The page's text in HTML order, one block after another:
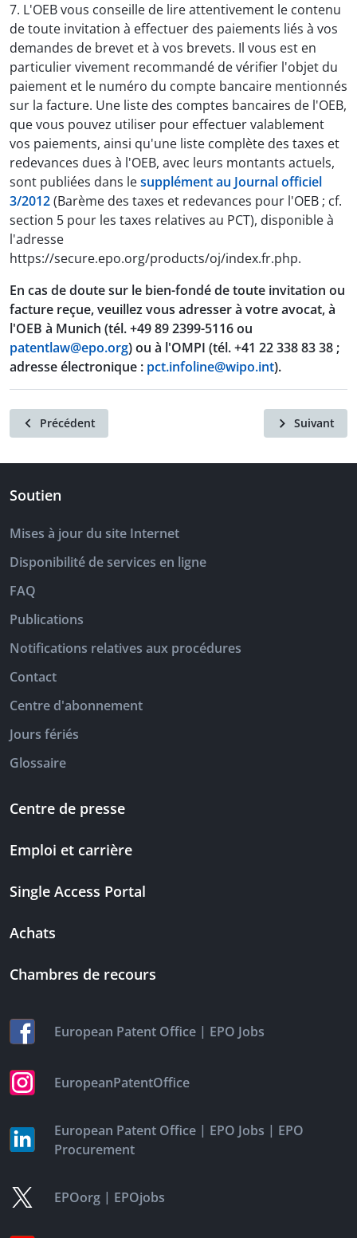
7. L'OEB vous conseille de lire attentivement le contenu
de toute invitation à effectuer des paiements liés à vos
demandes de brevet et à vos brevets. Il vous est en
particulier vivement recommandé de vérifier l'objet du
paiement et le numéro du compte bancaire mentionnés
sur la facture. Une liste des comptes bancaires de l'OEB,
que vous pouvez utiliser pour effectuer valablement
vos paiements, ainsi qu'une liste complète des taxes et
redevances dues à l'OEB, avec leurs montants actuels,
sont publiées dans lesupplément au Journal officiel
3/2012(Barème des taxes et redevances pour l'OEB ; cf.
section 5 pour les taxes relatives au PCT), disponible à
l'adresse
https://secure.epo.org/products/oj/index.fr.php.
En cas de doute sur le bien-fondé de toute invitation ou
facture reçue, veuillez vous adresser à votre avocat, à
l'OEB à Munich (tél. +49 89 2399-5116 ou
patentlaw@epo.org) ou à l'OMPI (tél. +41 22 338 83 38 ;
adresse électronique : pct.infoline@wipo.int).
Précédent Suivant
Soutien
Mises à jour du site Internet
Disponibilité de services en ligne
FAQ
Publications
Notifications relatives aux procédures
Contact
Centre d'abonnement
Jours fériés
Glossaire
Centre de presse
Emploi et carrière
Single Access Portal
Achats
Chambres de recours
European Patent Office | EPO Jobs
EuropeanPatentOffice
European Patent Office | EPO Jobs | EPO
Procurement
EPOorg | EPOjobs